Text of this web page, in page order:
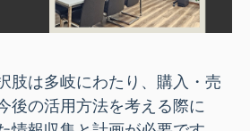
肢は多岐にわたり、購入・売
後の活用方法を考える際に